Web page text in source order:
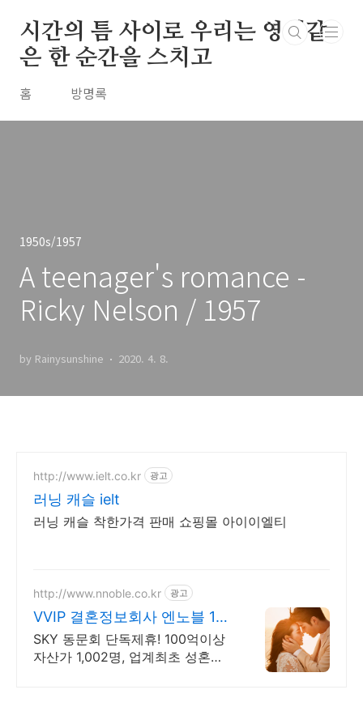
시간의 틈 사이로 우리는 영원같
은 한 순간을 스치고
홈 방명록
1950s/1957
A teenager's romance -
Ricky Nelson / 1957
by Rainysunshine 2020. 4. 8.
http://www.ielt.co.kr 광고
러닝 캐슬 ielt
러닝 캐슬 착한가격 판매 쇼핑몰 아이이엘티
http://www.nnoble.co.kr 광고
VVIP 결혼정보회사 엔노블 1%
를 위한 상류층 결정사
SKY 동문회 단독제휴! 100억이상
자산가 1,002명, 업계최초 성혼주